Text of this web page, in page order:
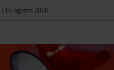
| 10 agosto 2026.